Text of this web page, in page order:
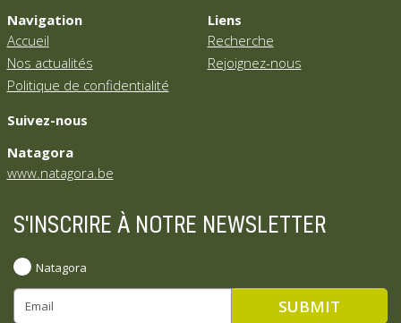
Navigation
Accueil
Nos actualités
Politique de confidentialité
Liens
Recherche
Rejoignez-nous
Suivez-nous
Natagora
www.natagora.be
S'INSCRIRE À NOTRE NEWSLETTER
Natagora